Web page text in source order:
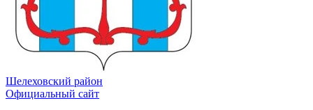
Шелеховский район
Официальный сайт